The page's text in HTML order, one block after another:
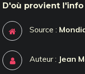
D'où provient l'info
Source :
Auteur : Jean